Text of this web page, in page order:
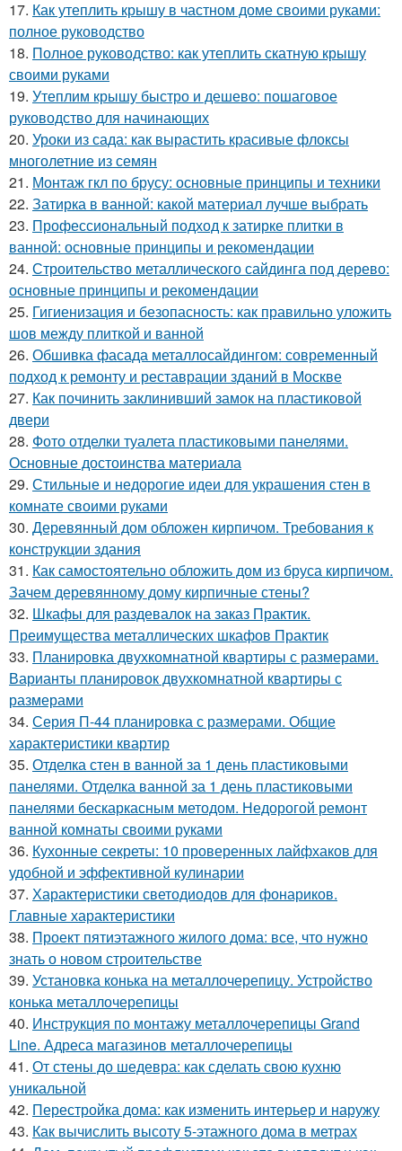
17. Как утеплить крышу в частном доме своими руками:
полное руководство
18. Полное руководство: как утеплить скатную крышу
своими руками
19. Утеплим крышу быстро и дешево: пошаговое
руководство для начинающих
20. Уроки из сада: как вырастить красивые флоксы
многолетние из семян
21. Монтаж гкл по брусу: основные принципы и техники
22. Затирка в ванной: какой материал лучше выбрать
23. Профессиональный подход к затирке плитки в
ванной: основные принципы и рекомендации
24. Строительство металлического сайдинга под дерево:
основные принципы и рекомендации
25. Гигиенизация и безопасность: как правильно уложить
шов между плиткой и ванной
26. Обшивка фасада металлосайдингом: современный
подход к ремонту и реставрации зданий в Москве
27. Как починить заклинивший замок на пластиковой
двери
28. Фото отделки туалета пластиковыми панелями.
Основные достоинства материала
29. Стильные и недорогие идеи для украшения стен в
комнате своими руками
30. Деревянный дом обложен кирпичом. Требования к
конструкции здания
31. Как самостоятельно обложить дом из бруса кирпичом.
Зачем деревянному дому кирпичные стены?
32. Шкафы для раздевалок на заказ Практик.
Преимущества металлических шкафов Практик
33. Планировка двухкомнатной квартиры с размерами.
Варианты планировок двухкомнатной квартиры с
размерами
34. Серия П-44 планировка с размерами. Общие
характеристики квартир
35. Отделка стен в ванной за 1 день пластиковыми
панелями. Отделка ванной за 1 день пластиковыми
панелями бескаркасным методом. Недорогой ремонт
ванной комнаты своими руками
36. Кухонные секреты: 10 проверенных лайфхаков для
удобной и эффективной кулинарии
37. Характеристики светодиодов для фонариков.
Главные характеристики
38. Проект пятиэтажного жилого дома: все, что нужно
знать о новом строительстве
39. Установка конька на металлочерепицу. Устройство
конька металлочерепицы
40. Инструкция по монтажу металлочерепицы Grand
Line. Адреса магазинов металлочерепицы
41. От стены до шедевра: как сделать свою кухню
уникальной
42. Перестройка дома: как изменить интерьер и наружу
43. Как вычислить высоту 5-этажного дома в метрах